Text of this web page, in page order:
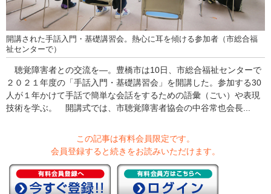
開講された手話入門・基礎講習会。熱心に耳を傾ける参加者（市総合福
祉センターで）
聴覚障害者との交流を―。豊橋市は10日、市総合福祉センターで
２０２１年度の「手話入門・基礎講習会」を開講した。参加する30
人が１年かけて手話で簡単な会話をするための語彙（ごい）や表現
技術を学ぶ。 開講式では、市聴覚障害者協会の中谷常也会長...
この記事は有料会員限定です。
会員登録すると続きをお読みいただけます。